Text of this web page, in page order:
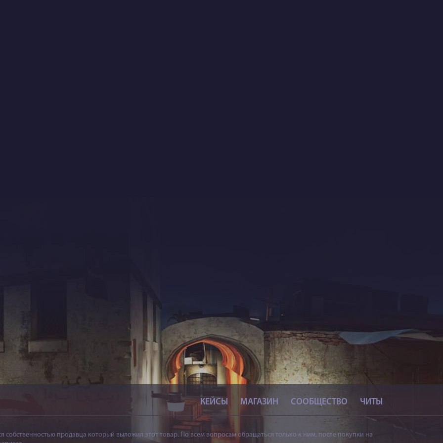
ЧИТЫ
СООБЩЕСТВО
МАГАЗИН
КЕЙСЫ
собственностью продавца который выложил этот товар. По всем вопросам обращаться только к ним, после покупки на